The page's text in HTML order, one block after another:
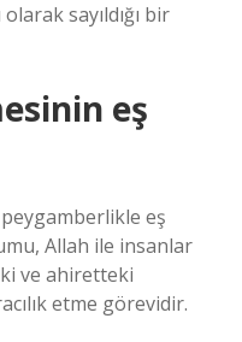
sayıldığı bir
eş
peygamberlikle eş
Allah ile insanlar
ve ahiretteki
etme görevidir.